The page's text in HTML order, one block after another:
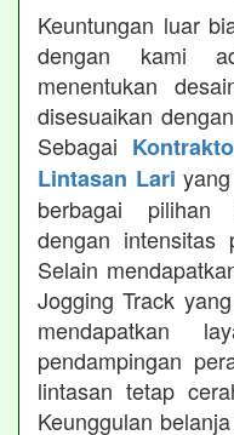
Keuntungan luar
dengan kami
menentukan
disesuaikan
Sebagai
Lintasan Lari
berbagai pilihan
dengan intensitas
Selain
Jogging Track
mendapatkan
pendampingan
lintasan tetap
Keunggulan